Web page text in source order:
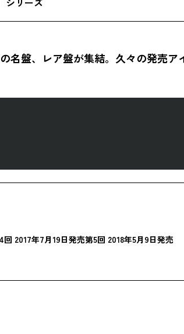
名盤、レア盤が集結。久々の発売ア
回 2017年7月19日発売第5回 2018年5月9日発売